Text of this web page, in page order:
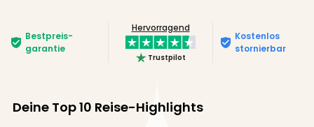
Bestpreis­
garantie
Hervorragend
Trustpilot
Kostenlos
stornierbar
Deine Top 10 Reise-Highlights